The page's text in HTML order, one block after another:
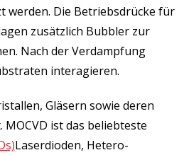
werden. Die Betriebsdrücke für
zusätzlich Bubbler zur
Nach der Verdampfung
interagieren.
Gläsern sowie deren
ist das beliebteste
Laserdioden, Hetero-